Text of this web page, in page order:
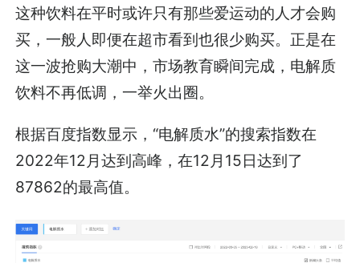
这种饮料在平时或许只有那些爱运动的人才会购
买，一般人即便在超市看到也很少购买。正是在
这一波抢购大潮中，市场教育瞬间完成，电解质
饮料不再低调，一举火出圈。
根据百度指数显示，“电解质水”的搜索指数在
2022年12月达到高峰，在12月15日达到了
87862的最高值。